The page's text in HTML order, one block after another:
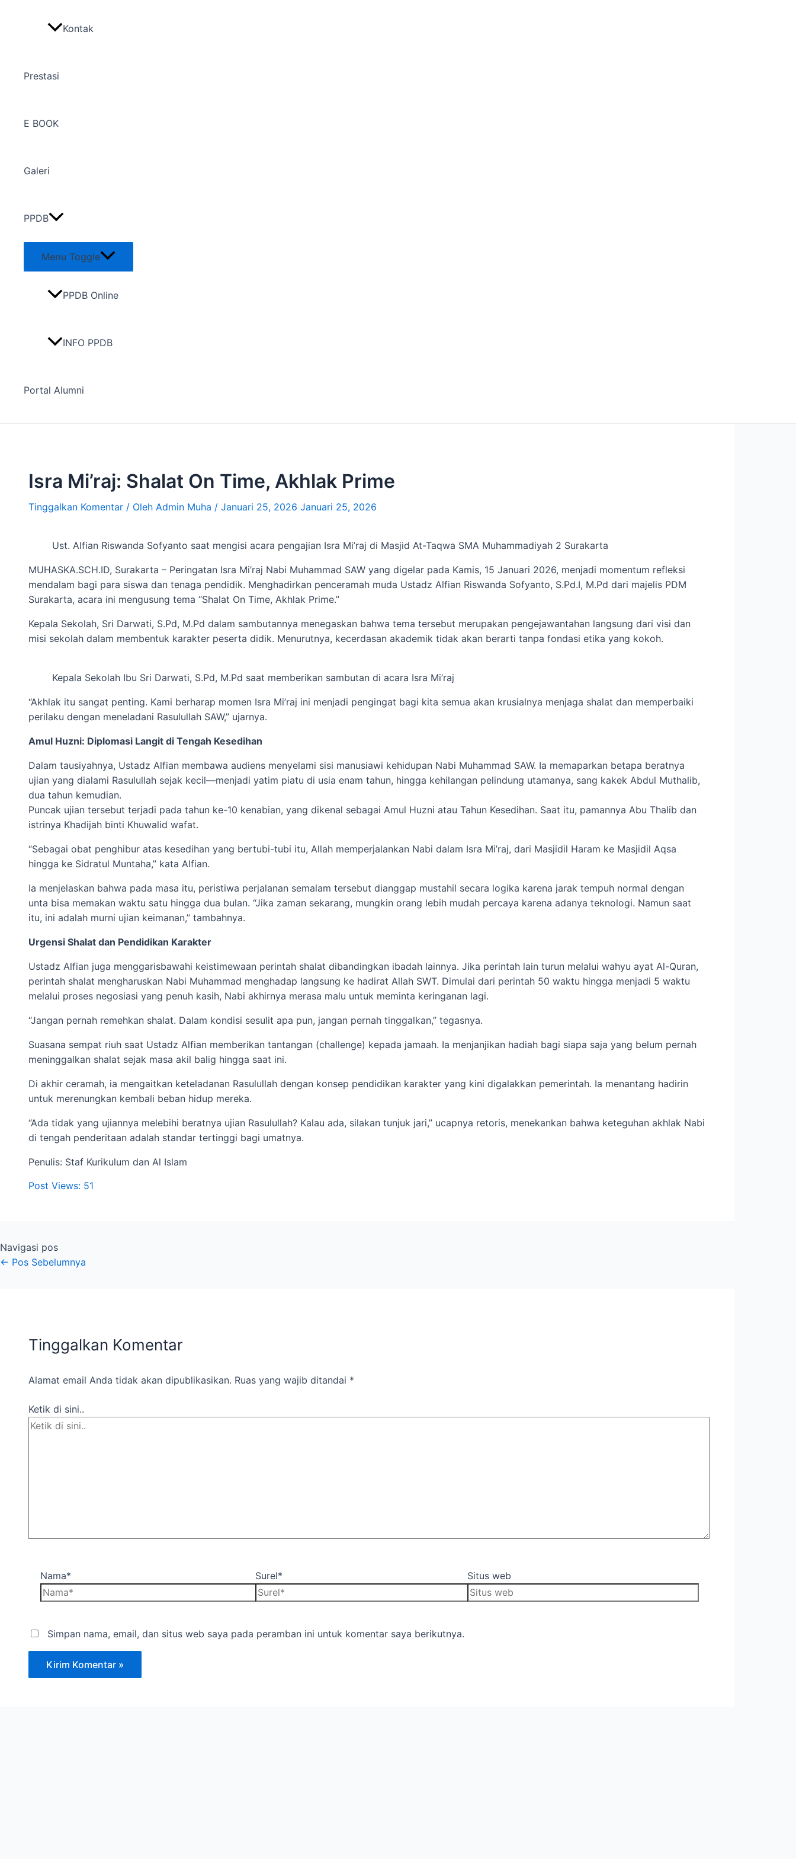
Kontak
Prestasi
E BOOK
Galeri
PPDB
Menu Toggle
PPDB Online
INFO PPDB
Portal Alumni
Isra Mi’raj: Shalat On Time, Akhlak Prime
Tinggalkan Komentar / Oleh Admin Muha / Januari 25, 2026 Januari 25, 2026
Ust. Alfian Riswanda Sofyanto saat mengisi acara pengajian Isra Mi’raj di Masjid At-Taqwa SMA Muhammadiyah 2 Surakarta
MUHASKA.SCH.ID, Surakarta – Peringatan Isra Mi’raj Nabi Muhammad SAW yang digelar pada Kamis, 15 Januari 2026, menjadi momentum refleksi
mendalam bagi para siswa dan tenaga pendidik. Menghadirkan penceramah muda Ustadz Alfian Riswanda Sofyanto, S.Pd.I, M.Pd dari majelis PDM
Surakarta, acara ini mengusung tema “Shalat On Time, Akhlak Prime.”
Kepala Sekolah, Sri Darwati, S.Pd, M.Pd dalam sambutannya menegaskan bahwa tema tersebut merupakan pengejawantahan langsung dari visi dan
misi sekolah dalam membentuk karakter peserta didik. Menurutnya, kecerdasan akademik tidak akan berarti tanpa fondasi etika yang kokoh.
Kepala Sekolah Ibu Sri Darwati, S.Pd, M.Pd saat memberikan sambutan di acara Isra Mi’raj
“Akhlak itu sangat penting. Kami berharap momen Isra Mi’raj ini menjadi pengingat bagi kita semua akan krusialnya menjaga shalat dan memperbaiki
perilaku dengan meneladani Rasulullah SAW,” ujarnya.
Amul Huzni: Diplomasi Langit di Tengah Kesedihan
Dalam tausiyahnya, Ustadz Alfian membawa audiens menyelami sisi manusiawi kehidupan Nabi Muhammad SAW. Ia memaparkan betapa beratnya
ujian yang dialami Rasulullah sejak kecil—menjadi yatim piatu di usia enam tahun, hingga kehilangan pelindung utamanya, sang kakek Abdul Muthalib,
dua tahun kemudian.
Puncak ujian tersebut terjadi pada tahun ke-10 kenabian, yang dikenal sebagai Amul Huzni atau Tahun Kesedihan. Saat itu, pamannya Abu Thalib dan
istrinya Khadijah binti Khuwalid wafat.
“Sebagai obat penghibur atas kesedihan yang bertubi-tubi itu, Allah memperjalankan Nabi dalam Isra Mi’raj, dari Masjidil Haram ke Masjidil Aqsa
hingga ke Sidratul Muntaha,” kata Alfian.
Ia menjelaskan bahwa pada masa itu, peristiwa perjalanan semalam tersebut dianggap mustahil secara logika karena jarak tempuh normal dengan
unta bisa memakan waktu satu hingga dua bulan. “Jika zaman sekarang, mungkin orang lebih mudah percaya karena adanya teknologi. Namun saat
itu, ini adalah murni ujian keimanan,” tambahnya.
Urgensi Shalat dan Pendidikan Karakter
Ustadz Alfian juga menggarisbawahi keistimewaan perintah shalat dibandingkan ibadah lainnya. Jika perintah lain turun melalui wahyu ayat Al-Quran,
perintah shalat mengharuskan Nabi Muhammad menghadap langsung ke hadirat Allah SWT. Dimulai dari perintah 50 waktu hingga menjadi 5 waktu
melalui proses negosiasi yang penuh kasih, Nabi akhirnya merasa malu untuk meminta keringanan lagi.
“Jangan pernah remehkan shalat. Dalam kondisi sesulit apa pun, jangan pernah tinggalkan,” tegasnya.
Suasana sempat riuh saat Ustadz Alfian memberikan tantangan (challenge) kepada jamaah. Ia menjanjikan hadiah bagi siapa saja yang belum pernah
meninggalkan shalat sejak masa akil balig hingga saat ini.
Di akhir ceramah, ia mengaitkan keteladanan Rasulullah dengan konsep pendidikan karakter yang kini digalakkan pemerintah. Ia menantang hadirin
untuk merenungkan kembali beban hidup mereka.
“Ada tidak yang ujiannya melebihi beratnya ujian Rasulullah? Kalau ada, silakan tunjuk jari,” ucapnya retoris, menekankan bahwa keteguhan akhlak Nabi
di tengah penderitaan adalah standar tertinggi bagi umatnya.
Penulis: Staf Kurikulum dan Al Islam
Post Views: 51
Navigasi pos
← Pos Sebelumnya
Tinggalkan Komentar
Alamat email Anda tidak akan dipublikasikan. Ruas yang wajib ditandai *
Ketik di sini..
Nama* Surel* Situs web
Simpan nama, email, dan situs web saya pada peramban ini untuk komentar saya berikutnya.